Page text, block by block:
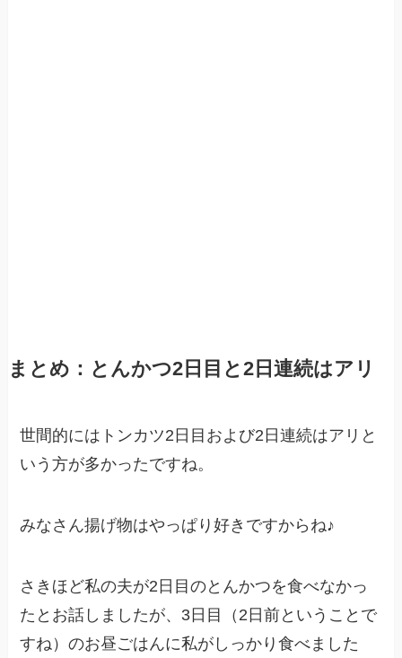
まとめ：とんかつ2日目と2日連続はアリ
世間的にはトンカツ2日目および2日連続はアリと
いう方が多かったですね。
みなさん揚げ物はやっぱり好きですからね♪
さきほど私の夫が2日目のとんかつを食べなかっ
たとお話しましたが、3日目（2日前ということで
すね）のお昼ごはんに私がしっかり食べました